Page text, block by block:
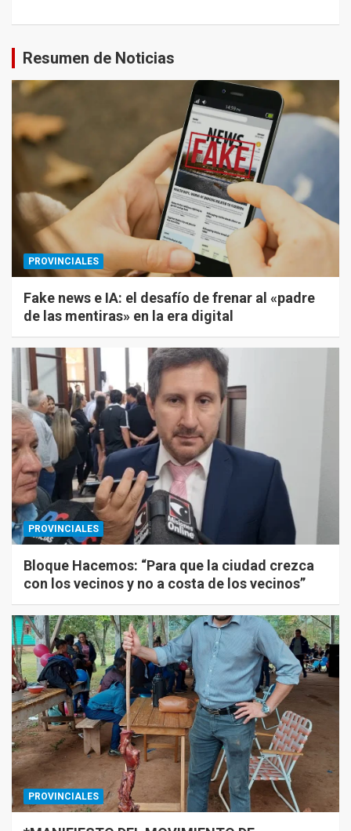
Resumen de Noticias
PROVINCIALES
Fake news e IA: el desafío de frenar al «padre
de las mentiras» en la era digital
PROVINCIALES
Bloque Hacemos: “Para que la ciudad crezca
con los vecinos y no a costa de los vecinos”
PROVINCIALES